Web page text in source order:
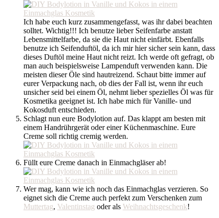
Ich habe euch kurz zusammengefasst, was ihr dabei beachten
solltet. Wichtig!!! Ich benutze lieber Seifenfarbe anstatt
Lebensmittelfarbe, da sie die Haut nicht einfärbt. Ebenfalls
benutze ich Seifenduftöl, da ich mir hier sicher sein kann, dass
dieses Duftöl meine Haut nicht reizt. Ich werde oft gefragt, ob
man auch beispielsweise Lampenduft verwenden kann. Die
meisten dieser Öle sind hautreizend. Schaut bitte immer auf
eurer Verpackung nach, ob dies der Fall ist, wenn ihr euch
unsicher seid bei einem Öl, nehmt lieber spezielles Öl was für
Kosmetika geeignet ist. Ich habe mich für Vanille- und
Kokosduft entschieden.
Schlagt nun eure Bodylotion auf. Das klappt am besten mit
einem Handrührgerät oder einer Küchenmaschine. Eure
Creme soll richtig cremig werden.
Füllt eure Creme danach in Einmachgläser ab!
Wer mag, kann wie ich noch das Einmachglas verzieren. So
eignet sich die Creme auch perfekt zum Verschenken zum
Muttertag, Valentinstag oder als Weihnachtsgeschenk!